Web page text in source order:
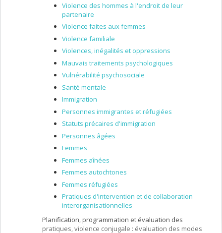
Violence des hommes à l'endroit de leur
partenaire
Violence faites aux femmes
Violence familiale
Violences, inégalités et oppressions
Mauvais traitements psychologiques
Vulnérabilité psychosociale
Santé mentale
Immigration
Personnes immigrantes et réfugiées
Statuts précaires d'immigration
Personnes âgées
Femmes
Femmes aînées
Femmes autochtones
Femmes réfugiées
Pratiques d'intervention et de collaboration
interorganisationnelles
Planification, programmation et évaluation des
pratiques, violence conjugale : évaluation des modes